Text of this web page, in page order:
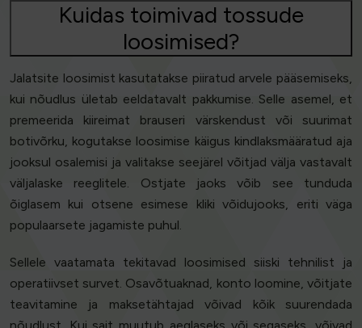
Kuidas toimivad tossude
loosimised?
Jalatsite loosimist kasutatakse piiratud arvele pääsemiseks,
kui nõudlus ületab eeldatavalt pakkumise. Selle asemel, et
premeerida kiireimat brauseri värskendust või suurimat
botivõrku, kogutakse loosimise käigus kindlaksmääratud aja
jooksul osalemisi ja valitakse seejärel võitjad välja vastavalt
väljalaske reeglitele. Ostjate jaoks võib see tunduda
õiglasem kui otsene esimese kliki võidujooks, eriti väga
populaarsete jagamiste puhul.
Sellele vaatamata tekitavad loosimised siiski tehnilist ja
operatiivset survet. Osavõtuaknad, konto loomine, võitjate
teavitamine ja maksetähtajad võivad kõik suurendada